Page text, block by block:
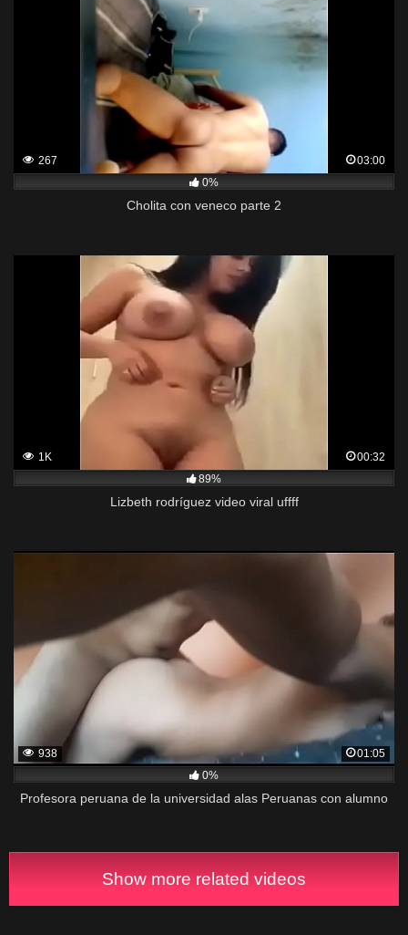
267
03:00
0%
Cholita con veneco parte 2
1K
00:32
89%
Lizbeth rodríguez video viral uffff
938
01:05
0%
Profesora peruana de la universidad alas Peruanas con alumno
Show more related videos